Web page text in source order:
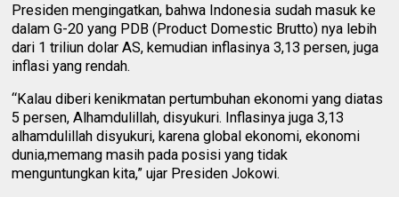
Presiden mengingatkan, bahwa Indonesia sudah masuk ke
dalam G-20 yang PDB (Product Domestic Brutto) nya lebih
dari 1 triliun dolar AS, kemudian inflasinya 3,13 persen, juga
inflasi yang rendah.
“Kalau diberi kenikmatan pertumbuhan ekonomi yang diatas
5 persen, Alhamdulillah, disyukuri. Inflasinya juga 3,13
alhamdulillah disyukuri, karena global ekonomi, ekonomi
dunia,memang masih pada posisi yang tidak
menguntungkan kita,” ujar Presiden Jokowi.